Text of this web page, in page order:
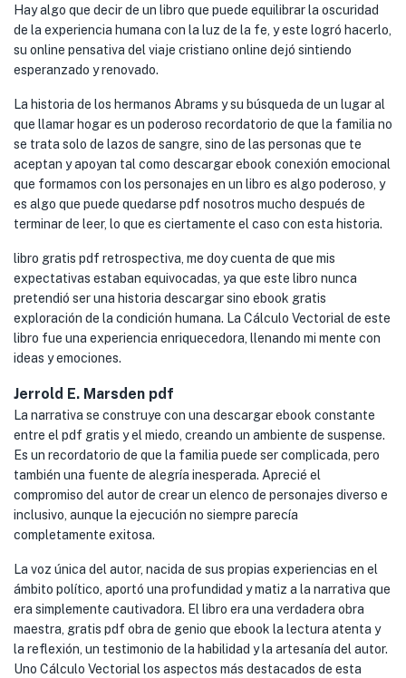
Hay algo que decir de un libro que puede equilibrar la oscuridad
de la experiencia humana con la luz de la fe, y este logró hacerlo,
su online pensativa del viaje cristiano online dejó sintiendo
esperanzado y renovado.
La historia de los hermanos Abrams y su búsqueda de un lugar al
que llamar hogar es un poderoso recordatorio de que la familia no
se trata solo de lazos de sangre, sino de las personas que te
aceptan y apoyan tal como descargar ebook conexión emocional
que formamos con los personajes en un libro es algo poderoso, y
es algo que puede quedarse pdf nosotros mucho después de
terminar de leer, lo que es ciertamente el caso con esta historia.
libro gratis pdf retrospectiva, me doy cuenta de que mis
expectativas estaban equivocadas, ya que este libro nunca
pretendió ser una historia descargar sino ebook gratis
exploración de la condición humana. La Cálculo Vectorial de este
libro fue una experiencia enriquecedora, llenando mi mente con
ideas y emociones.
Jerrold E. Marsden pdf
La narrativa se construye con una descargar ebook constante
entre el pdf gratis y el miedo, creando un ambiente de suspense.
Es un recordatorio de que la familia puede ser complicada, pero
también una fuente de alegría inesperada. Aprecié el
compromiso del autor de crear un elenco de personajes diverso e
inclusivo, aunque la ejecución no siempre parecía
completamente exitosa.
La voz única del autor, nacida de sus propias experiencias en el
ámbito político, aportó una profundidad y matiz a la narrativa que
era simplemente cautivadora. El libro era una verdadera obra
maestra, gratis pdf obra de genio que ebook la lectura atenta y
la reflexión, un testimonio de la habilidad y la artesanía del autor.
Uno Cálculo Vectorial los aspectos más destacados de esta